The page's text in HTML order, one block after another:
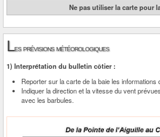
Ne pas utiliser la carte pour
Les prévisions météorologiques
1) Interprétation du bulletin côtier :
Reporter sur la carte de la baie les
Indiquer la direction et la vitesse du vent
avec les barbules.